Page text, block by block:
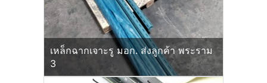
เหล็กฉากเจาะรู มอก. ส่งลูกค้า พระราม
3